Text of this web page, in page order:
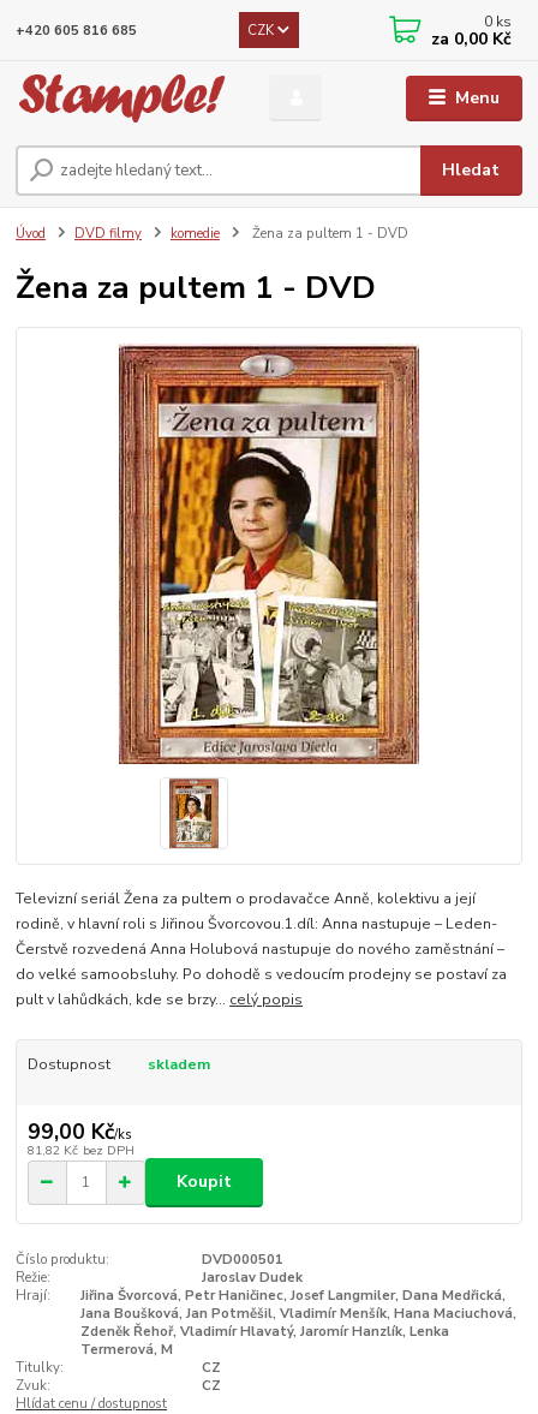
Menu
CZK
Hledat
+420 605 816 685 0 ks
za 0,00 Kč
Úvod DVD filmy komedie Žena za pultem 1 - DVD
Žena za pultem 1 - DVD
Televizní seriál Žena za pultem o prodavačce Anně, kolektivu a její
rodině, v hlavní roli s Jiřinou Švorcovou.1.díl: Anna nastupuje – Leden-
Čerstvě rozvedená Anna Holubová nastupuje do nového zaměstnání –
do velké samoobsluhy. Po dohodě s vedoucím prodejny se postaví za
pult v lahůdkách, kde se brzy... celý popis
Dostupnost skladem
99,00 Kč/ks
81,82 Kč bez DPH
Koupit
Číslo produktu:
DVD000501
Režie:
Jaroslav Dudek
Hrají:
Jiřina Švorcová, Petr Haničinec, Josef Langmiler, Dana Medřická,
Jana Boušková, Jan Potměšil, Vladimír Menšík, Hana Maciuchová,
Zdeněk Řehoř, Vladimír Hlavatý, Jaromír Hanzlík, Lenka
Termerová, M
Titulky:
CZ
Zvuk:
CZ
Hlídat cenu / dostupnost